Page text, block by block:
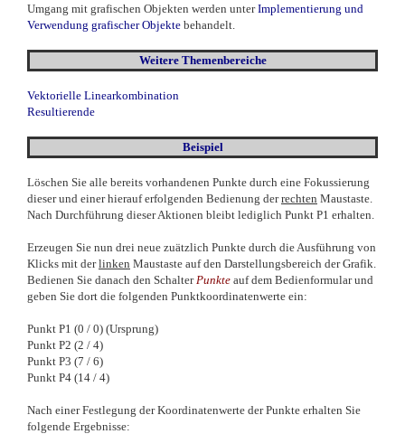
Umgang mit grafischen Objekten werden unter Implementierung und
Verwendung grafischer Objekte behandelt.
Weitere Themenbereiche
Vektorielle Linearkombination
Resultierende
Beispiel
Löschen Sie alle bereits vorhandenen Punkte durch eine Fokussierung
dieser und einer hierauf erfolgenden Bedienung derrechten Maustaste.
Nach Durchführung dieser Aktionen bleibt lediglich Punkt P1 erhalten.
Erzeugen Sie nun drei neue zuätzlich Punkte durch die Ausführung von
Klicks mit derlinken Maustaste auf den Darstellungsbereich der Grafik.
Bedienen Sie danach den Schalter Punkte auf dem Bedienformular und
geben Sie dort die folgenden Punktkoordinatenwerte ein:
Punkt P1 (0 / 0) (Ursprung)
Punkt P2 (2 / 4)
Punkt P3 (7 / 6)
Punkt P4 (14 / 4)
Nach einer Festlegung der Koordinatenwerte der Punkte erhalten Sie
folgende Ergebnisse: